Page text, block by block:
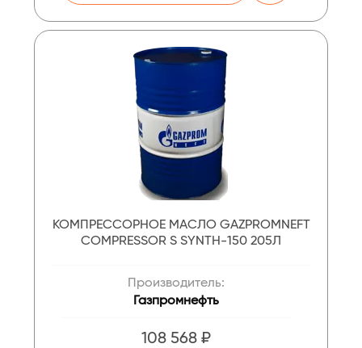
КОМПРЕССОРНОЕ МАСЛО GAZPROMNEFT
COMPRESSOR S SYNTH-150 205Л
Производитель:
Газпромнефть
108 568 ₽